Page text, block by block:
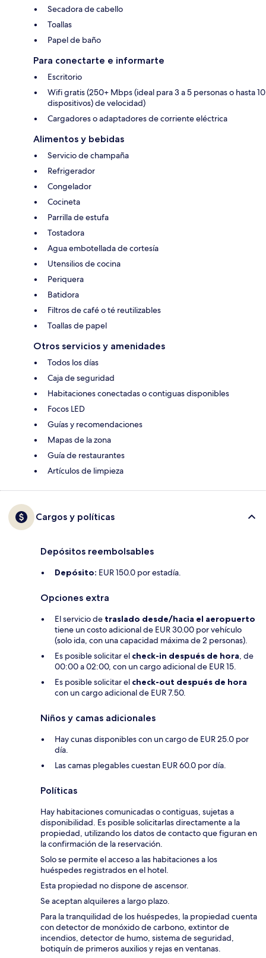
Secadora de cabello
Toallas
Papel de baño
Para conectarte e informarte
Escritorio
Wifi gratis (250+ Mbps (ideal para 3 a 5 personas o hasta 10
dispositivos) de velocidad)
Cargadores o adaptadores de corriente eléctrica
Alimentos y bebidas
Servicio de champaña
Refrigerador
Congelador
Cocineta
Parrilla de estufa
Tostadora
Agua embotellada de cortesía
Utensilios de cocina
Periquera
Batidora
Filtros de café o té reutilizables
Toallas de papel
Otros servicios y amenidades
Todos los días
Caja de seguridad
Habitaciones conectadas o contiguas disponibles
Focos LED
Guías y recomendaciones
Mapas de la zona
Guía de restaurantes
Artículos de limpieza
Cargos y políticas
Depósitos reembolsables
Depósito: EUR 150.0 por estadía.
Opciones extra
El servicio de traslado desde/hacia el aeropuerto
tiene un costo adicional de EUR 30.00 por vehículo
(solo ida, con una capacidad máxima de 2 personas).
Es posible solicitar el check-in después de hora, de
00:00 a 02:00, con un cargo adicional de EUR 15.
Es posible solicitar el check-out después de hora
con un cargo adicional de EUR 7.50.
Niños y camas adicionales
Hay cunas disponibles con un cargo de EUR 25.0 por
día.
Las camas plegables cuestan EUR 60.0 por día.
Políticas
Hay habitaciones comunicadas o contiguas, sujetas a
disponibilidad. Es posible solicitarlas directamente a la
propiedad, utilizando los datos de contacto que figuran en
la confirmación de la reservación.
Solo se permite el acceso a las habitaciones a los
huéspedes registrados en el hotel.
Esta propiedad no dispone de ascensor.
Se aceptan alquileres a largo plazo.
Para la tranquilidad de los huéspedes, la propiedad cuenta
con detector de monóxido de carbono, extintor de
incendios, detector de humo, sistema de seguridad,
botiquín de primeros auxilios y rejas en ventanas.